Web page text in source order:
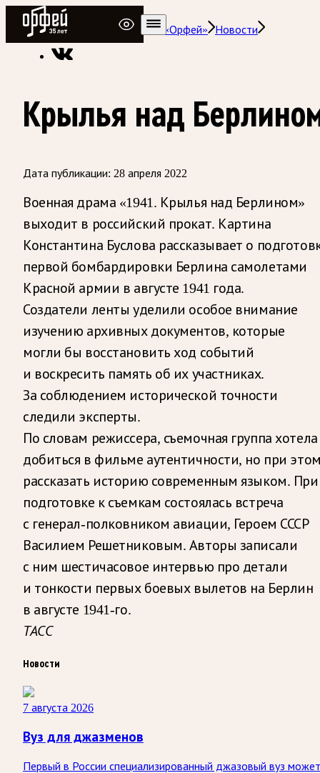
Радио Орфей
Радио классической музыки «Орфей»
Новости
Крылья над
Дата публикации: 28 апреля 2022
Военная драма «1941. Крылья над Берлином»
выходит в российский прокат. Картина
Константина Буслова рассказывает о
первой бомбардировки Берлина самолетами
Красной армии в августе 1941 года.
Создатели ленты уделили особое внимание
изучению архивных документов, которые
могли бы восстановить ход событий
и воскресить память об их участниках.
За соблюдением исторической точности
следили эксперты.
По словам режиссера, съемочная группа хотела
добиться в фильме аутентичности, но при
рассказать историю современным языком. При
подготовке к съемкам состоялась встреча
с генерал-полковником авиации, Героем СССР
Василием Решетниковым. Авторы записали
с ним шестичасовое интервью про детали
и тонкости первых боевых вылетов на Берлин
в августе 1941-го.
ТАСС
Новости
7 августа 2026
Вуз для джазменов
Первый в России специализированный джазовый вуз может